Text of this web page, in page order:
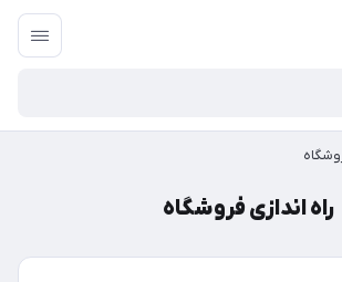
راه اندازی فروشگاه